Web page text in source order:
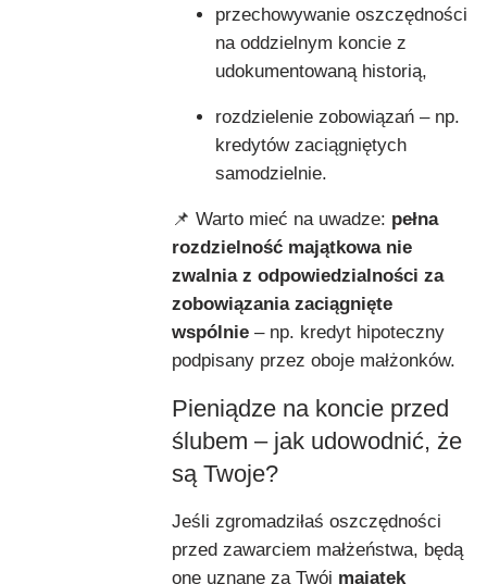
przechowywanie oszczędności
na oddzielnym koncie z
udokumentowaną historią,
rozdzielenie zobowiązań – np.
kredytów zaciągniętych
samodzielnie.
📌 Warto mieć na uwadze: pełna
rozdzielność majątkowa nie
zwalnia z odpowiedzialności za
zobowiązania zaciągnięte
wspólnie – np. kredyt hipoteczny
podpisany przez oboje małżonków.
Pieniądze na koncie przed
ślubem – jak udowodnić, że
są Twoje?
Jeśli zgromadziłaś oszczędności
przed zawarciem małżeństwa, będą
one uznane za Twój majątek